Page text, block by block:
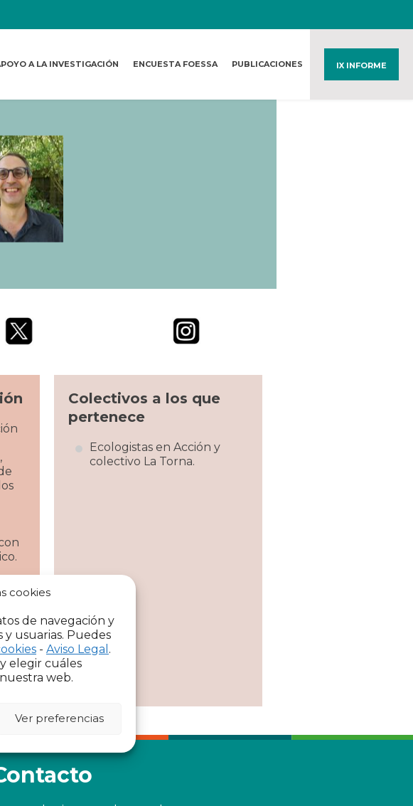
cookies
de navegación y
usuarias. Puedes
- Aviso Legal .
elegir cuáles
web.
Ver preferencias
A LA INVESTIGACIÓN ENCUESTA FOESSA PUBLICACIONES IX INFORME
Colectivos a los que
pertenece
Ecologistas en Acción y
colectivo La Torna.